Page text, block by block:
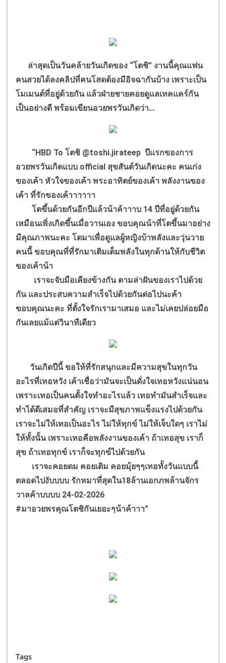
ล่าสุดเป็นวันคล้ายวันเกิดของ “โตชิ” งานนี้คุณแฟน
คนสวยได้ลงคลิปที่คนโสดต้องมีอิจฉากันบ้าง เพราะเป็น
โมเมนต์ที่อยู่ด้วยกัน แล้วฝ่ายชายคอยดูแลเทคแคร์กัน
เป็นอย่างดี พร้อมเขียนอวยพรวันเกิดว่า...
“HBD To โตชิ @toshi.jirateep ปีแรกของการ
อวยพรวันเกิดแบบ official สุขสันต์วันเกิดนะคะ คนเก่ง
ของเค้า หัวใจของเค้า พระอาทิตย์ของเค้า พลังงานของ
เค้า ที่รักของเค้าาาาาา
โตขึ้นด้วยกันอีกปีแล้วน้าค้าาาบ 14 ปีที่อยู่ด้วยกัน
เหมือนเพิ่งเกิดขึ้นเมื่อวานเอง ขอบคุณน้าที่โตขึ้นมาอย่าง
มีคุณภาพนะคะ โตมาเพื่อดูแลผู้หญิงบ้าพลังและวุ่นวาย
คนนี้ ขอบคุณที่ที่รักมาเติมเต็มพลังในทุกด้านให้กับชีวิต
ของเค้าน้า
เราจะจับมือเคียงข้างกัน ตามล่าฝันของเราไปด้วย
กัน และประสบความสำเร็จไปด้วยกันต่อไปนะค้า
ขอบคุณนะคะ ที่ตั้งใจรักเรามาเสมอ และไม่เคยปล่อยมือ
กันเลยแม้แต่วินาทีเดียว
วันเกิดปีนี้ ขอให้ที่รักสนุกและมีความสุขในทุกวัน
อะไรที่เทอหวัง เค้าเชื่อว่ามันจะเป็นดั่งใจเทอหวังแน่นอน
เพราะเทอเป็นคนตั้งใจทำอะไรแล้ว เทอทำมันสำเร็จและ
ทำได้ดีเสมอที่สำคัญ เราจะมีสุขภาพแข็งแรงไปด้วยกัน
เราจะไม่ให้เทอเป็นอะไร ไม่ให้ทุกข์ ไม่ให้เจ็บใดๆ เราไม่
ให้ทั้งนั้น เพราะเทอคือพลังงานของเค้า ถ้าเทอสุข เราก็
สุข ถ้าเทอทุกข์ เราก็จะทุกข์ไปด้วยกัน
เราจะคอยดม คอยเติม คอยมุ้ยๆๆเทอทั้งวันแบบนี้
ตลอดไปงับบบบ รักหมาที่สุดใน18ล้านเอกภพล้านจักร
วาลค้าบบบบ 24-02-2026
#มาอวยพรคุณโตชิกันเยอะๆน้าค้าาา”
Tags